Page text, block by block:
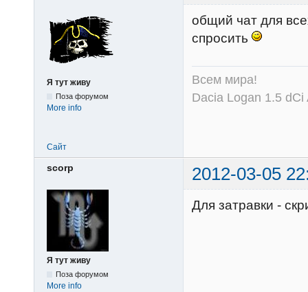
Я тут живу
Поза форумом
More info
общий чат для
спросить
Всем мира!
Dacia Logan 1.5
Сайт
scorp 2012-03-05
Я тут живу
Поза форумом
More info
Для затравки -